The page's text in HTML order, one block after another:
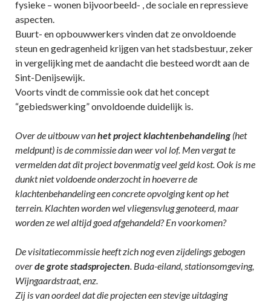
fysieke – wonen bijvoorbeeld- , de sociale en repressieve
aspecten.
Buurt- en opbouwwerkers vinden dat ze onvoldoende
steun en gedragenheid krijgen van het stadsbestuur, zeker
in vergelijking met de aandacht die besteed wordt aan de
Sint-Denijsewijk.
Voorts vindt de commissie ook dat het concept
“gebiedswerking” onvoldoende duidelijk is.
Over de uitbouw vanhet project klachtenbehandeling (het
meldpunt) is de commissie dan weer vol lof. Men vergat te
vermelden dat dit project bovenmatig veel geld kost. Ook is me
dunkt niet voldoende onderzocht in hoeverre de
klachtenbehandeling een concrete opvolging kent op het
terrein. Klachten worden wel vliegensvlug genoteerd, maar
worden ze wel altijd goed afgehandeld? En voorkomen?
De visitatiecommissie heeft zich nog even zijdelings gebogen
overde grote stadsprojecten. Buda-eiland, stationsomgeving,
Wijngaardstraat, enz.
Zij is van oordeel dat die projecten een stevige uitdaging